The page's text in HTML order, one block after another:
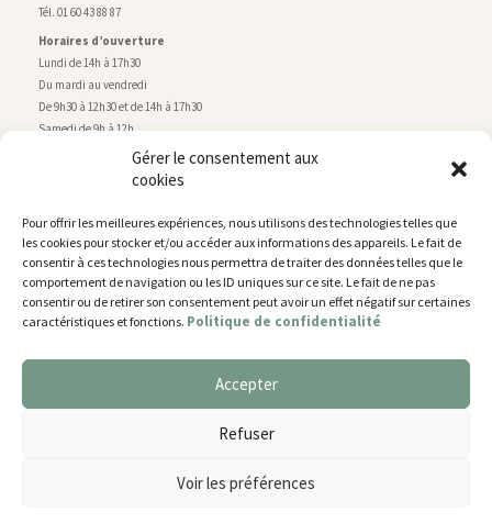
Gérer le consentement aux
cookies
Pour offrir les meilleures expériences, nous utilisons des technologies telles que
les cookies pour stocker et/ou accéder aux informations des appareils. Le fait de
consentir à ces technologies nous permettra de traiter des données telles que le
comportement de navigation ou les ID uniques sur ce site. Le fait de ne pas
consentir ou de retirer son consentement peut avoir un effet négatif sur certaines
caractéristiques et fonctions. Politique de confidentialité
Accepter
Refuser
Voir les préférences
Tél. 01 60 43 88 87
Horaires d’ouverture
Lundi de 14h à 17h30
Du mardi au vendredi
De 9h30 à 12h30 et de 14h à 17h30
Samedi de 9h à 12h
Service technique
rue de Montry–77700 Chessy
Tél. 01 60 43 52 63
Horaires d’ouverture
Lundi, mardi et jeudi
De 9h à 11h45 et de 14h30 à 17h30
Gestion des cookies
Nous utilisons des cookies pour vous offrir la meilleure
You can find out more about which cookies we are using or